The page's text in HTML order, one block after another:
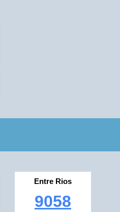
Entre Rios
9058